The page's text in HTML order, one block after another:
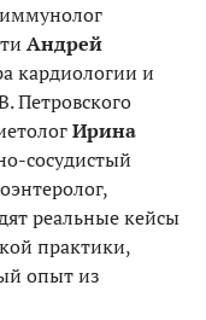
Андрей
кардиологии и
Петровского
Ирина
сосудистый
реальные кейсы
практики,
опыт из